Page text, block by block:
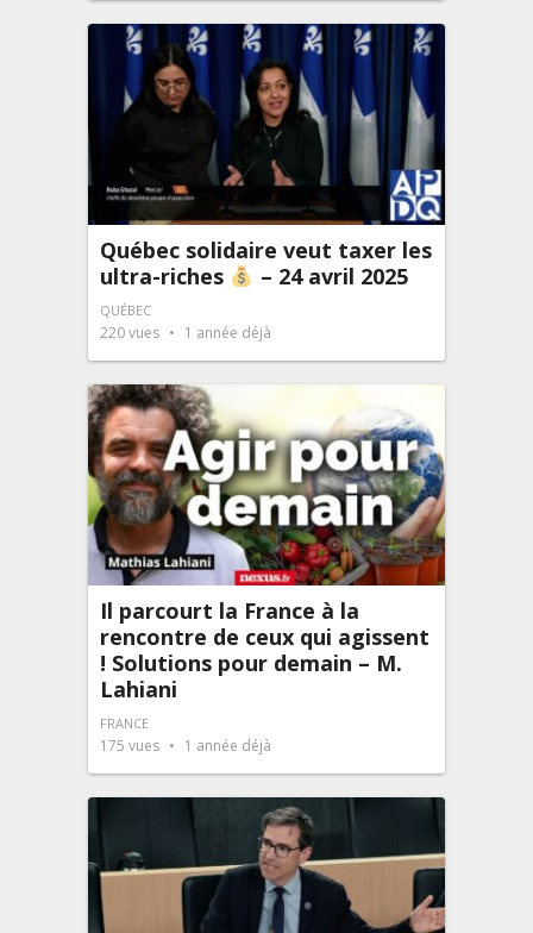
Québec solidaire veut taxer les
ultra-riches
– 24 avril 2025
QUÉBEC
220vues 1 année déjà
Il parcourt la France à la
rencontre de ceux qui agissent
! Solutions pour demain – M.
Lahiani
FRANCE
175 vues 1 année déjà